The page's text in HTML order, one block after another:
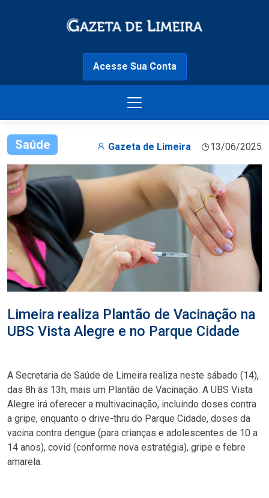
Acesse Sua Conta
Saúde Gazeta de Limeira 13/06/2025
Limeira realiza Plantão de Vacinação na
UBS Vista Alegre e no Parque Cidade
A Secretaria de Saúde de Limeira realiza neste sábado (14),
das 8h às 13h, mais um Plantão de Vacinação. A UBS Vista
Alegre irá oferecer a multivacinação, incluindo doses contra
a gripe, enquanto o drive-thru do Parque Cidade, doses da
vacina contra dengue (para crianças e adolescentes de 10 a
14 anos), covid (conforme nova estratégia), gripe e febre
amarela.